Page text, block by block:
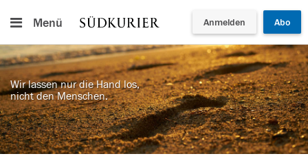
Menü Anmelden Abo
Wir lassen nur die Hand los,
nicht den Menschen.